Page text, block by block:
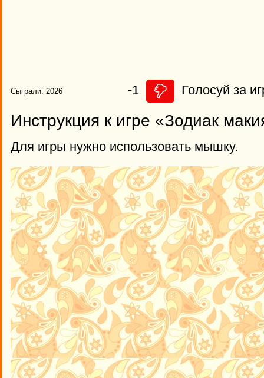
Сыграли: 2026 -1 Голосуй за
Инструкция к игре «Зодиак
Для игры нужно использовать мышку.